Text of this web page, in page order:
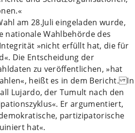
am 28.Juli eingeladen wurde,
nationale Wahlbehörde des
»nicht erfüllt hat, die für
Die Entscheidung der
zu veröffentlichen, »hat
heißt es in dem Bericht. In
Lujardo, der Tumult nach den
Er argumentiert,
partizipatorische
hat«.